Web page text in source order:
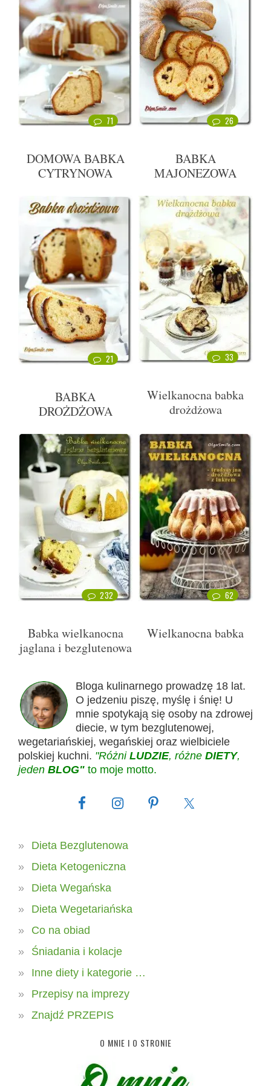
71
DOMOWA BABKA
CYTRYNOWA
26
BABKA
MAJONEZOWA
21
BABKA
DROŻDŻOWA
33
Wielkanocna babka
drożdżowa
232
Babka wielkanocna
jaglana i bezglutenowa
62
Wielkanocna babka
Bloga kulinarnego prowadzę 18 lat.
O jedzeniu piszę, myślę i śnię! U
mnie spotykają się osoby na zdrowej
diecie, w tym bezglutenowej,
wegetariańskiej, wegańskiej oraz wielbiciele
polskiej kuchni. "Różni LUDZIE, różne DIETY,
jeden BLOG" to moje motto.
Dieta Bezglutenowa
Dieta Ketogeniczna
Dieta Wegańska
Dieta Wegetariańska
Co na obiad
Śniadania i kolacje
Inne diety i kategorie …
Przepisy na imprezy
Znajdź PRZEPIS
O MNIE I O STRONIE